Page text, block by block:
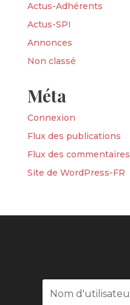
Actus-Adhérents
Actus-SPI
Annonces
Non classé
Méta
Connexion
Flux des publications
Flux des commentaires
Site de WordPress-FR